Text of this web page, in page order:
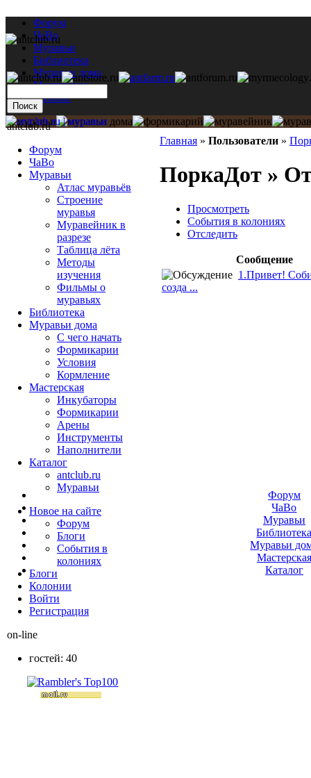
Форум
ЧаВо
Муравьи
Библиотека
Муравьи дома
Мастерская
Каталог
Главная » Пользователи »
ПоркаДот »
Просмотреть
События в колониях
Отследить
Сообщение
1.Привет!
созда ...
antclub.ru
Форум
ЧаВо
Муравьи
Атлас муравьёв
Строение
муравья
Муравейник в
разрезе
Таблица лёта
Методы
изучения
Фильмы о
муравьях
Библиотека
Муравьи дома
С чего начать
Формикарии
Условия
Кормление
Мастерская
Инкубаторы
Формикарии
Арены
Инструменты
Наполнители
Каталог
antclub.ru
Муравьи
Новое на сайте
Форум
Блоги
События в
колониях
Блоги
Колонии
Войти
Peгиcтpaция
on-line
гостей: 40
Форум
ЧаВо
Муравьи
Муравьи
Мастерская
Каталог